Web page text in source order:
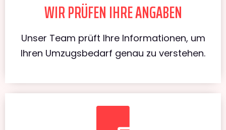
WIR PRÜFEN IHRE ANGABEN
Unser Team prüft Ihre Informationen, um
Ihren Umzugsbedarf genau zu verstehen.